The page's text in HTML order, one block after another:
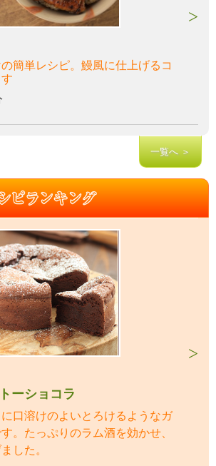
簡単レシピ。鰻風に仕上げるコ
一覧へ ＞
ーショコラ
口溶けのよいとろけるようなガ
。たっぷりのラム酒を効かせ、
した。